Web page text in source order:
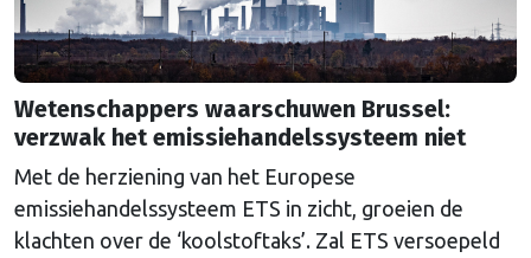
Wetenschappers waarschuwen Brussel:
verzwak het emissiehandelssysteem niet
Met de herziening van het Europese
emissiehandelssysteem ETS in zicht, groeien de
klachten over de ‘koolstoftaks’. Zal ETS versoepeld